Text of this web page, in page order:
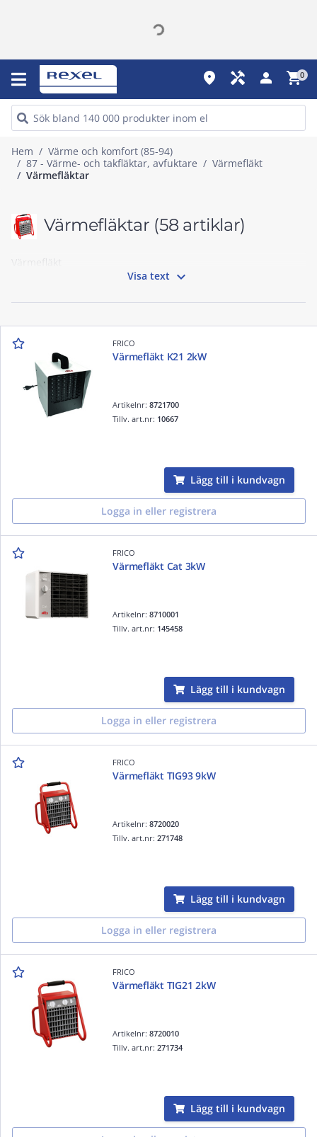
place handyman person shopping_cart0
Hem
Värme och komfort (85-94)
87 - Värme- och takfläktar, avfuktare
Värmefläkt
Värmefläktar
Värmefläktar (58 artiklar)
Värmefläkt
Visa text 
FRICO
Värmefläkt K21 2kW
Artikelnr:8721700
Tillv. art.nr: 10667
Lägg till i kundvagn
Logga in eller registrera
FRICO
Värmefläkt Cat 3kW
Artikelnr:8710001
Tillv. art.nr: 145458
Lägg till i kundvagn
Logga in eller registrera
FRICO
Värmefläkt TIG93 9kW
Artikelnr:8720020
Tillv. art.nr:271748
Lägg till i kundvagn
Logga in eller registrera
FRICO
Värmefläkt TIG21 2kW
Artikelnr:8720010
Tillv. art.nr:271734
Lägg till i kundvagn